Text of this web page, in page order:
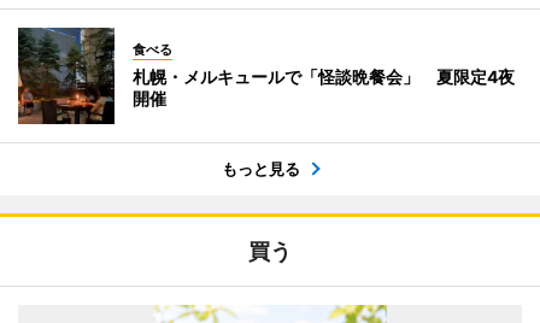
食べる
札幌・メルキュールで「怪談晩餐会」 夏限定4夜
開催
もっと見る
買う